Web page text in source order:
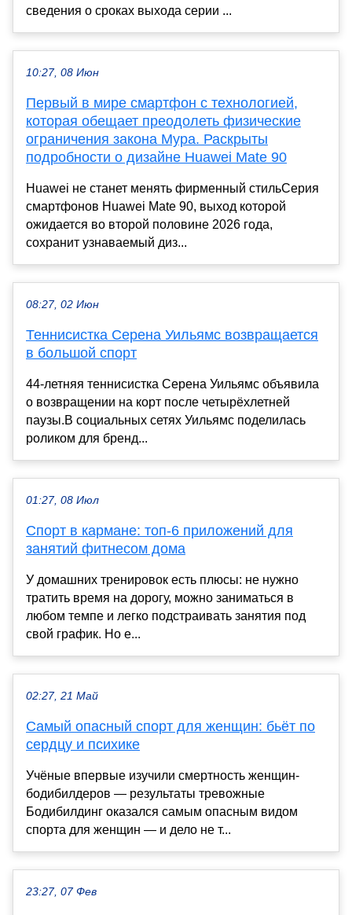
сведения о сроках выхода серии ...
10:27, 08 Июн
Первый в мире смартфон с технологией,
которая обещает преодолеть физические
ограничения закона Мура. Раскрыты
подробности о дизайне Huawei Mate 90
Huawei не станет менять фирменный стильСерия
смартфонов Huawei Mate 90, выход которой
ожидается во второй половине 2026 года,
сохранит узнаваемый диз...
08:27, 02 Июн
Теннисистка Серена Уильямс возвращается
в большой спорт
44-летняя теннисистка Серена Уильямс объявила
о возвращении на корт после четырёхлетней
паузы.В социальных сетях Уильямс поделилась
роликом для бренд...
01:27, 08 Июл
Спорт в кармане: топ-6 приложений для
занятий фитнесом дома
У домашних тренировок есть плюсы: не нужно
тратить время на дорогу, можно заниматься в
любом темпе и легко подстраивать занятия под
свой график. Но е...
02:27, 21 Май
Самый опасный спорт для женщин: бьёт по
сердцу и психике
Учёные впервые изучили смертность женщин-
бодибилдеров — результаты тревожные
Бодибилдинг оказался самым опасным видом
спорта для женщин — и дело не т...
23:27, 07 Фев